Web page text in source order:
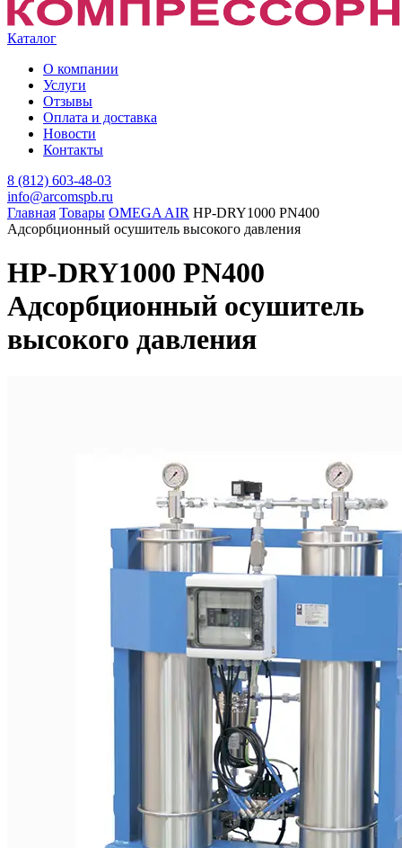
Каталог
О компании
Услуги
Отзывы
Оплата и доставка
Новости
Контакты
8 (812) 603-48-03
info@arcomspb.ru
Главная Товары OMEGA AIR HP-DRY1000 PN400
Адсорбционный осушитель высокого давления
HP-DRY1000 PN400
Адсорбционный осушитель
высокого давления